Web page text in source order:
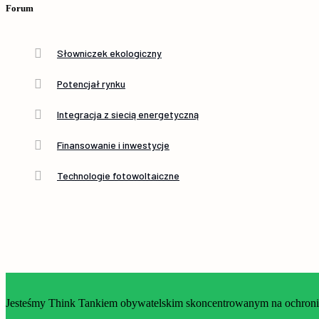
Forum
Słowniczek ekologiczny
Potencjał rynku
Integracja z siecią energetyczną
Finansowanie i inwestycje
Technologie fotowoltaiczne
Jesteśmy Think Tankiem obywatelskim skoncentrowanym na